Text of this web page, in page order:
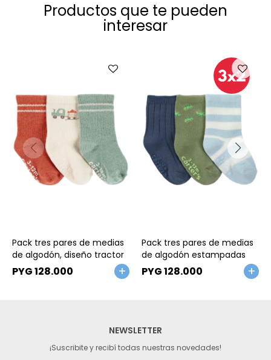
Productos que te pueden
interesar
Pack tres pares de medias
de algodón, diseño tractor
PYG128.000
Pack tres pares de medias
de algodón estampadas
PYG128.000
NEWSLETTER
¡Suscribite y recibí todas nuestras novedades!